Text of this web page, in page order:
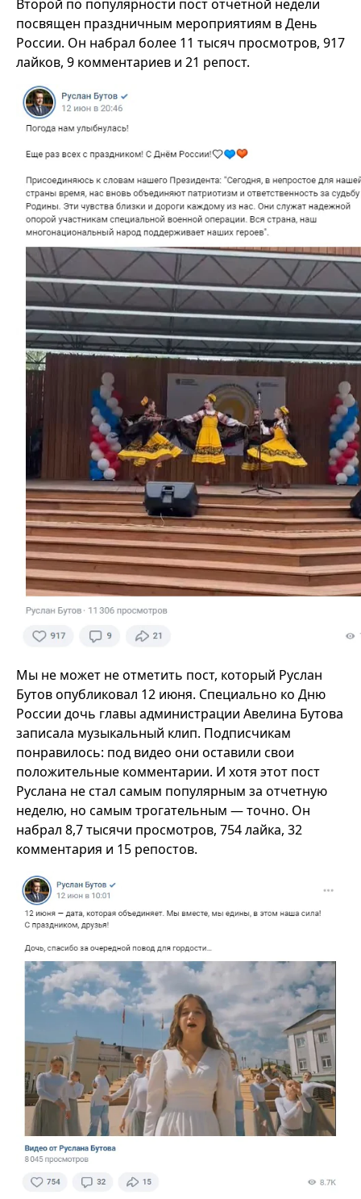
Второй по популярности пост отчетной недели
посвящен праздничным мероприятиям в День
России. Он набрал более 11 тысяч просмотров, 917
лайков, 9 комментариев и 21 репост.
Мы не может не отметить пост, который Руслан
Бутов опубликовал 12 июня. Специально ко Дню
России дочь главы администрации Авелина Бутова
записала музыкальный клип. Подписчикам
понравилось: под видео они оставили свои
положительные комментарии. И хотя этот пост
Руслана не стал самым популярным за отчетную
неделю, но самым трогательным — точно. Он
набрал 8,7 тысячи просмотров, 754 лайка, 32
комментария и 15 репостов.